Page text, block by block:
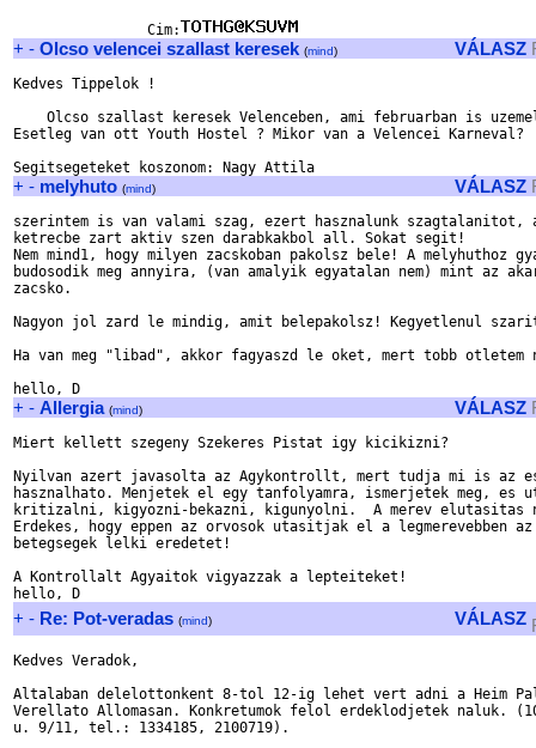
                Cim:
+ - Olcso velencei szallast keresek (mind) VÁLASZ
Kedves Tippelok !
Olcso szallast keresek Velenceben, ami februarban is
Esetleg van ott Youth Hostel ? Mikor van a Velencei Karneval?
+ - melyhuto (mind) VÁLASZ
szerintem is van valami szag, ezert hasznalunk szagtalanitot,
ketrecbe zart aktiv szen darabkakbol all. Sokat segit!
Nem mind1, hogy milyen zacskoban pakolsz bele! A melyhuthoz
budosodik meg annyira, (van amalyik egyatalan nem) mint az
zacsko.
Nagyon jol zard le mindig, amit belepakolsz! Kegyetlenul
Ha van meg "libad", akkor fagyaszd le oket, mert tobb
+ - Allergia (mind) VÁLASZ
Miert kellett szegeny Szekeres Pistat igy kicikizni?
Nyilvan azert javasolta az Agykontrollt, mert tudja mi is az
hasznalhato. Menjetek el egy tanfolyamra, ismerjetek meg, es
kritizalni, kigyozni-bekazni, kigunyolni.  A merev elutasitas
Erdekes, hogy eppen az orvosok utasitjak el a legmerevebben
betegsegek lelki eredetet!
A Kontrollalt Agyaitok vigyazzak a lepteiteket!
+ - Re: Pot-veradas (mind) VÁLASZ
Kedves Veradok,
Altalaban delelottonkent 8-tol 12-ig lehet vert adni a Heim Pal
Verellato Allomasan. Konkretumok felol erdeklodjetek naluk.
u. 9/11, tel.: 1334185, 2100719).